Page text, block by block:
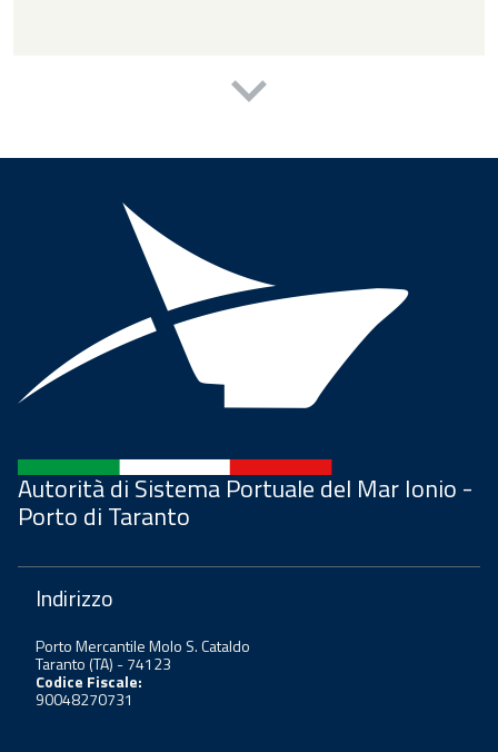
Autorità di Sistema Portuale del Mar Ionio -
Porto di Taranto
Indirizzo
Porto Mercantile Molo S. Cataldo
Taranto (TA) - 74123
Codice Fiscale:
90048270731